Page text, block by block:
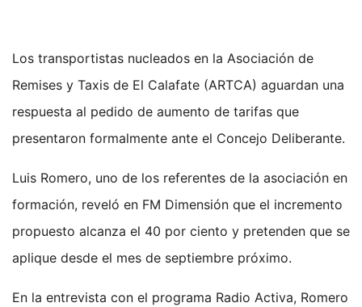
Los transportistas nucleados en la Asociación de
Remises y Taxis de El Calafate (ARTCA) aguardan una
respuesta al pedido de aumento de tarifas que
presentaron formalmente ante el Concejo Deliberante.
Luis Romero, uno de los referentes de la asociación en
formación, reveló en FM Dimensión que el incremento
propuesto alcanza el 40 por ciento y pretenden que se
aplique desde el mes de septiembre próximo.
En la entrevista con el programa Radio Activa, Romero